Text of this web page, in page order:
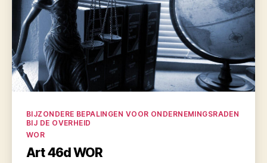
Categorieën
BIJZONDERE BEPALINGEN VOOR ONDERNEMINGSRADEN
BIJ DE OVERHEID
WOR
Art 46d WOR